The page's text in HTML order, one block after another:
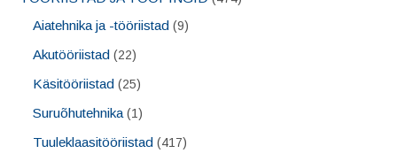
Aiatehnika ja -tööriistad (9)
Akutööriistad (22)
Käsitööriistad (25)
Suruõhutehnika (1)
Tuuleklaasitööriistad (417)